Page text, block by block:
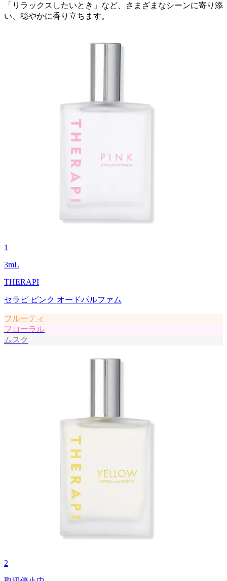
「リラックスしたいとき」など、さまざまなシーンに寄り添
い、穏やかに香り立ちます。
1
3mL
THERAPI
セラピ ピンク オードパルファム
フルーティ
フローラル
ムスク
2